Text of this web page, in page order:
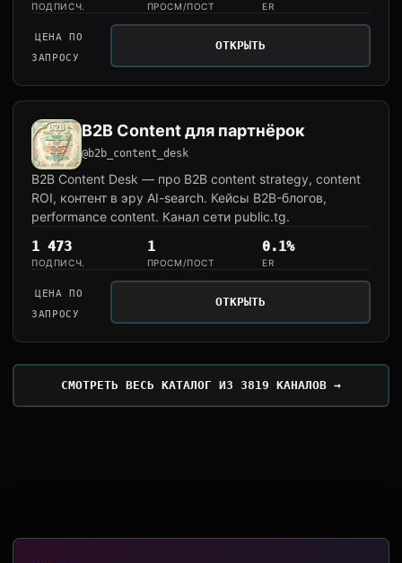
ПОДПИСЧ. ПРОСМ/ПОСТ ER
ЦЕНА ПО
ЗАПРОСУ
ОТКРЫТЬ
B2B Content для партнёрок
@b2b_content_desk
B2B Content Desk — про B2B content strategy, content
ROI, контент в эру AI-search. Кейсы B2B-блогов,
performance content. Канал сети public.tg.
1 473
ПОДПИСЧ.
1
ПРОСМ/ПОСТ
0.1%
ER
ЦЕНА ПО
ЗАПРОСУ
ОТКРЫТЬ
СМОТРЕТЬ ВЕСЬ КАТАЛОГ ИЗ 3819 КАНАЛОВ →